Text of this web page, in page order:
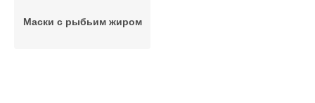
Маски с рыбьим жиром